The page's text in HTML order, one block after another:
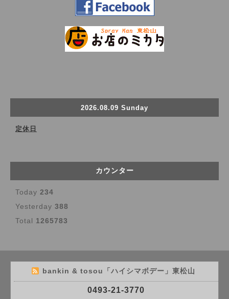
2026.08.09 Sunday
定休日
カウンター
Today 234
Yesterday 388
Total 1265783
bankin & tosou「ハイシマボデー」東松山
0493-21-3770